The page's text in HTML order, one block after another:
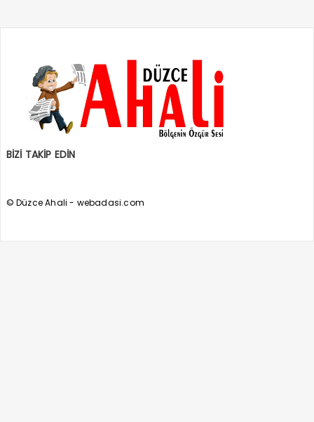
BİZİ TAKİP EDİN
© Düzce Ahali - webadasi.com